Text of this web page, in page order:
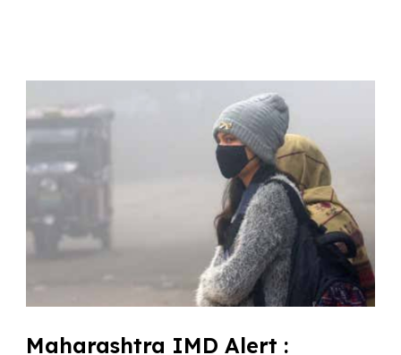
Maharashtra IMD Alert :
IMD
Alert
:
नगरकरांनो,
गुरुवारपर्यंत थंडीची
कायम,
सल्ला